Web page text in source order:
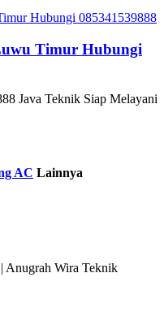
Timur Hubungi
Java Teknik Siap Melayani
AC Lainnya
Anugrah Wira Teknik